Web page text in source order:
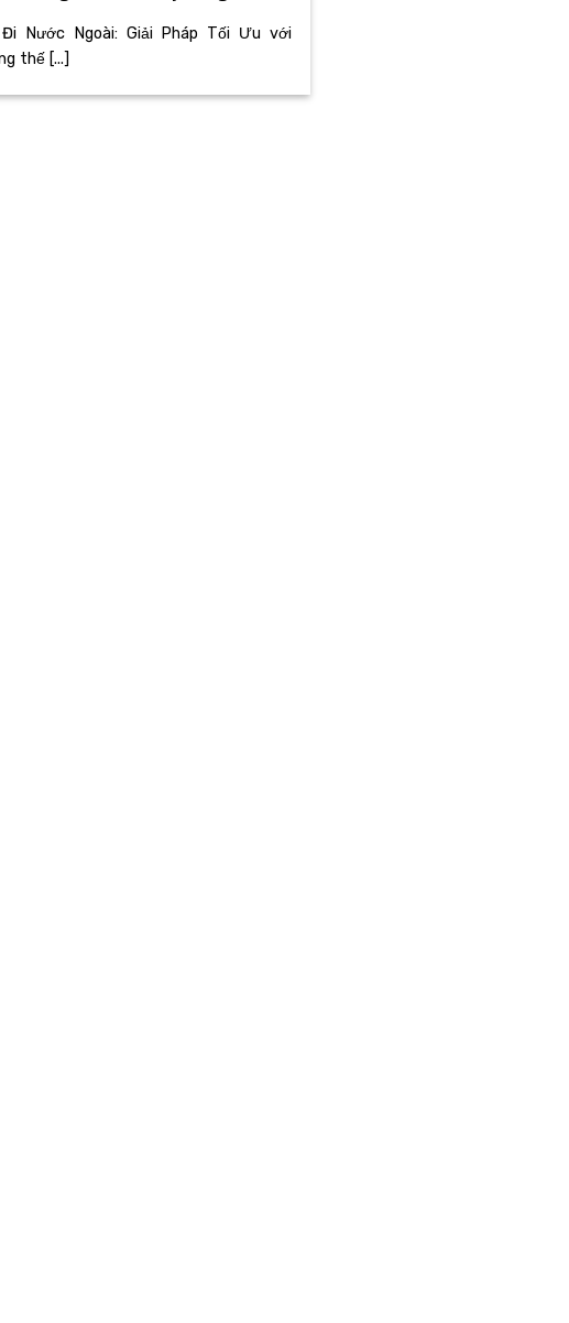
Nước Ngoài: Giải Pháp Tối Ưu với
thế [...]